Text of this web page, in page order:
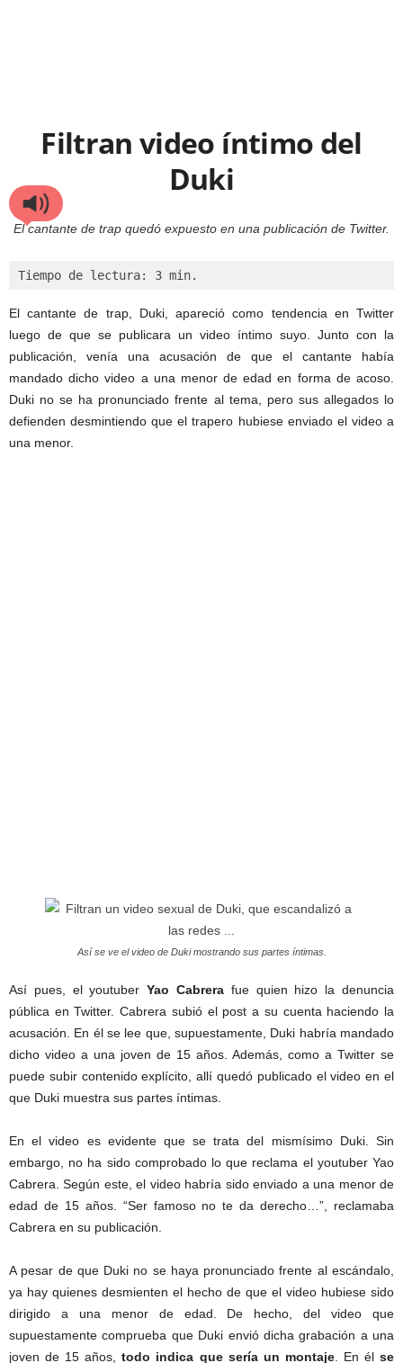
Filtran video íntimo del
Duki
El cantante de trap quedó expuesto en una publicación de Twitter.
Tiempo de lectura: 3 min.
El cantante de trap, Duki, apareció como tendencia en Twitter
luego de que se publicara un video íntimo suyo. Junto con la
publicación, venía una acusación de que el cantante había
mandado dicho video a una menor de edad en forma de acoso.
Duki no se ha pronunciado frente al tema, pero sus allegados lo
defienden desmintiendo que el trapero hubiese enviado el video a
una menor.
Así se ve el video de Duki mostrando sus partes íntimas.
Así pues, el youtuberYao Cabrera fue quien hizo la denuncia
pública en Twitter. Cabrera subió el post a su cuenta haciendo la
acusación. En él se lee que, supuestamente, Duki habría mandado
dicho video a una joven de 15 años. Además, como a Twitter se
puede subir contenido explícito, allí quedó publicado el video en el
que Duki muestra sus partes íntimas.
En el video es evidente que se trata del mismísimo Duki. Sin
embargo, no ha sido comprobado lo que reclama el youtuber Yao
Cabrera. Según este, el video habría sido enviado a una menor de
edad de 15 años. “Ser famoso no te da derecho…”, reclamaba
Cabrera en su publicación.
A pesar de que Duki no se haya pronunciado frente al escándalo,
ya hay quienes desmienten el hecho de que el video hubiese sido
dirigido a una menor de edad. De hecho, del video que
supuestamente comprueba que Duki envió dicha grabación a una
joven de 15 años,todo indica que sería un montaje. En élse